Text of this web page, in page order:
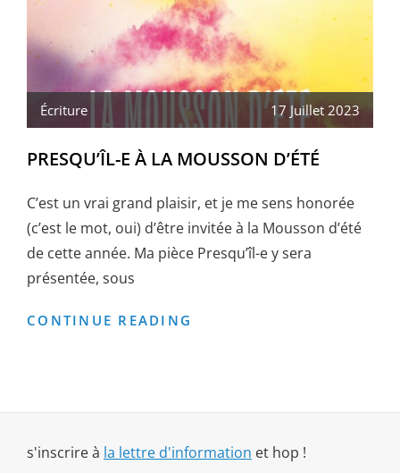
Écriture 17 Juillet 2023
PRESQU’ÎL-E À LA MOUSSON D’ÉTÉ
C’est un vrai grand plaisir, et je me sens honorée
(c’est le mot, oui) d’être invitée à la Mousson d’été
de cette année. Ma pièce Presqu’îl-e y sera
présentée, sous
CONTINUE READING
MOUSSON
s'inscrire à la lettre d'information et hop !